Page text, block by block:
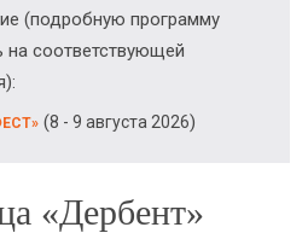
(подробную программу
соответствующей
(8 - 9 августа 2026)
«Дербент»